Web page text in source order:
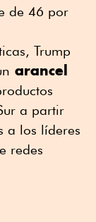
de 46 por
Trump
arancel
a partir
a los líderes
redes